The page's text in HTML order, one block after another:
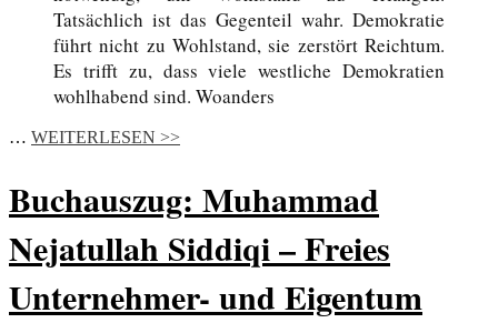
Tatsächlich ist das Gegenteil wahr. Demokratie
führt nicht zu Wohlstand, sie zerstört Reichtum.
Es trifft zu, dass viele westliche Demokratien
wohlhabend sind. Woanders
… WEITERLESEN >>
Buchauszug: Muhammad
Nejatullah Siddiqi – Freies
Unternehmer- und Eigentum